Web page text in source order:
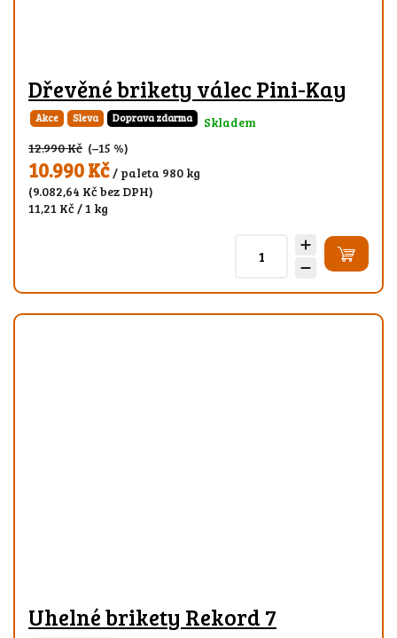
Dřevěné brikety válec Pini-Kay
Akce Sleva Doprava zdarma
Skladem
12.990 Kč (–15 %)
10.990 Kč/ paleta 980 kg
(9.082,64 Kč bez DPH)
11,21 Kč / 1 kg
Uhelné brikety Rekord 7